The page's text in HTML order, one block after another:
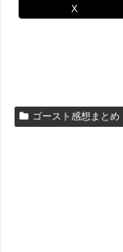
X
ゴースト感想まとめ